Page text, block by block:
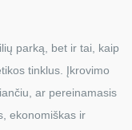
parką, bet ir tai, kaip
tinklus. Įkrovimo
ar pereinamasis
ekonomiškas ir